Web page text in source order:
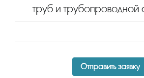
труб и
Отправить заявку